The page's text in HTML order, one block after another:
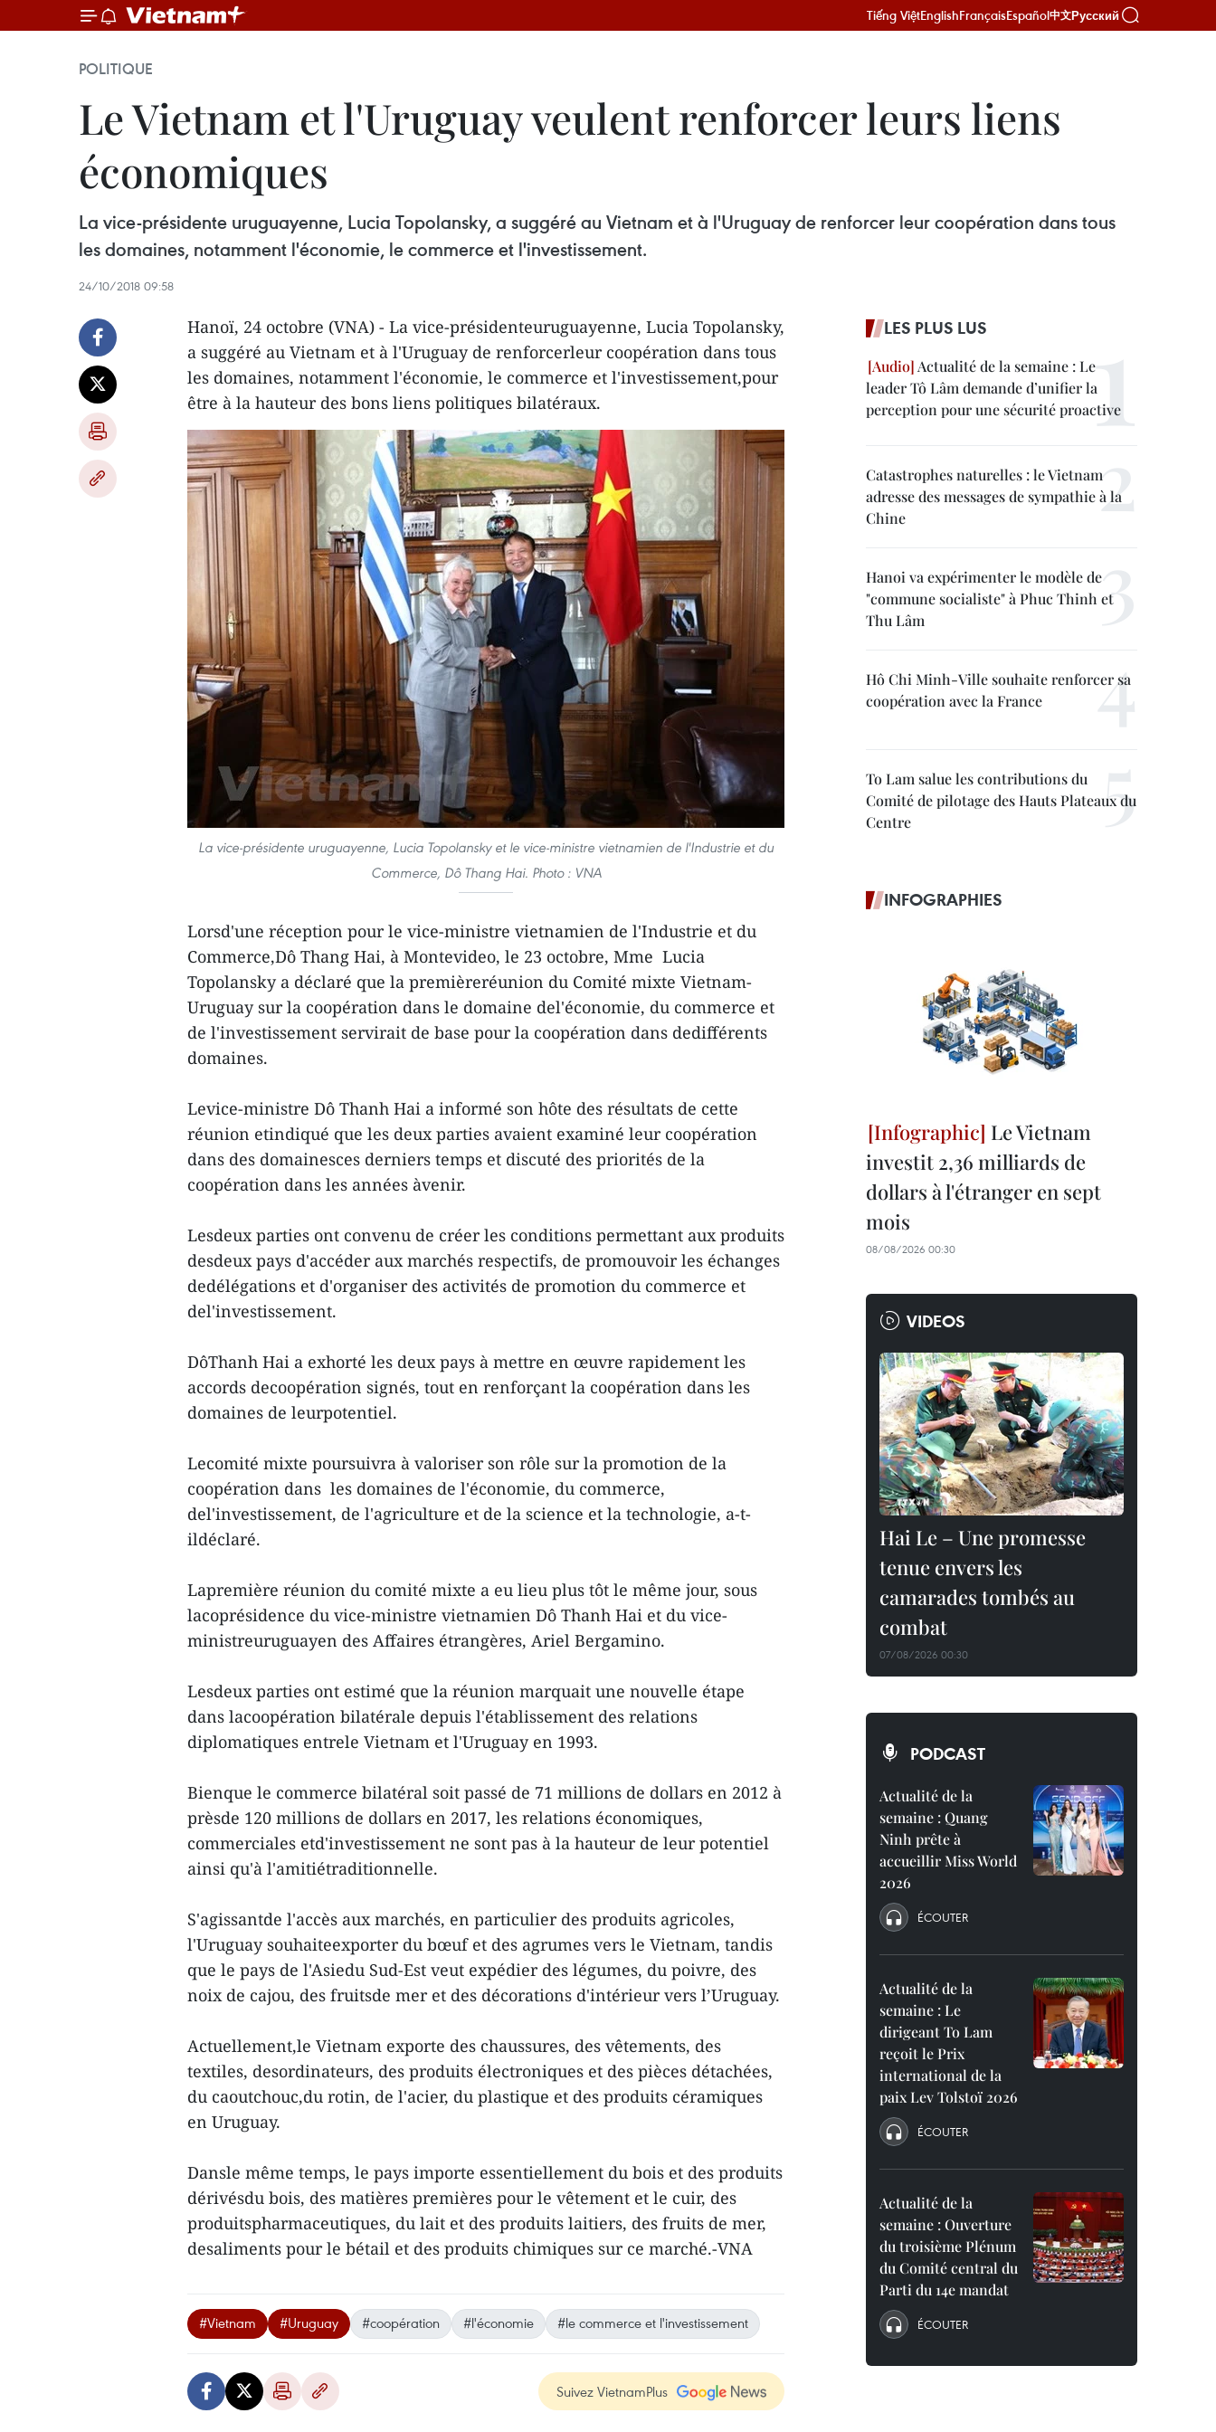
Tiếng ViệtEnglishFrançaisEspañol中文Русский
POLITIQUE
Le Vietnam et l'Uruguay veulent renforcer leurs liens
économiques
La vice-présidente uruguayenne, Lucia Topolansky, a suggéré au Vietnam et à l'Uruguay de renforcer leur coopération dans tous
les domaines, notamment l'économie, le commerce et l'investissement.
24/10/2018 09:58
Hanoï, 24 octobre (VNA) - La vice-présidenteuruguayenne, Lucia Topolansky,
a suggéré au Vietnam et à l'Uruguay de renforcerleur coopération dans tous
les domaines, notamment l'économie, le commerce et l'investissement,pour
être à la hauteur des bons liens politiques bilatéraux.
La vice-présidente uruguayenne, Lucia Topolansky et le vice-ministre vietnamien de l'Industrie et du
Commerce, Dô Thang Hai. Photo : VNA
Lorsd'une réception pour le vice-ministre vietnamien de l'Industrie et du
Commerce,Dô Thang Hai, à Montevideo, le 23 octobre, Mme Lucia
Topolansky a déclaré que la premièreréunion du Comité mixte Vietnam-
Uruguay sur la coopération dans le domaine del'économie, du commerce et
de l'investissement servirait de base pour la coopération dans dedifférents
domaines.
Levice-ministre Dô Thanh Hai a informé son hôte des résultats de cette
réunion etindiqué que les deux parties avaient examiné leur coopération
dans des domainesces derniers temps et discuté des priorités de la
coopération dans les années àvenir.
Lesdeux parties ont convenu de créer les conditions permettant aux produits
desdeux pays d'accéder aux marchés respectifs, de promouvoir les échanges
dedélégations et d'organiser des activités de promotion du commerce et
del'investissement.
DôThanh Hai a exhorté les deux pays à mettre en œuvre rapidement les
accords decoopération signés, tout en renforçant la coopération dans les
domaines de leurpotentiel.
Lecomité mixte poursuivra à valoriser son rôle sur la promotion de la
coopération dans les domaines de l'économie, du commerce,
del'investissement, de l'agriculture et de la science et la technologie, a-t-
ildéclaré.
Lapremière réunion du comité mixte a eu lieu plus tôt le même jour, sous
lacoprésidence du vice-ministre vietnamien Dô Thanh Hai et du vice-
ministreuruguayen des Affaires étrangères, Ariel Bergamino.
Lesdeux parties ont estimé que la réunion marquait une nouvelle étape
dans lacoopération bilatérale depuis l'établissement des relations
diplomatiques entrele Vietnam et l'Uruguay en 1993.
Bienque le commerce bilatéral soit passé de 71 millions de dollars en 2012 à
prèsde 120 millions de dollars en 2017, les relations économiques,
commerciales etd'investissement ne sont pas à la hauteur de leur potentiel
ainsi qu'à l'amitiétraditionnelle.
S'agissantde l'accès aux marchés, en particulier des produits agricoles,
l'Uruguay souhaiteexporter du bœuf et des agrumes vers le Vietnam, tandis
que le pays de l'Asiedu Sud-Est veut expédier des légumes, du poivre, des
noix de cajou, des fruitsde mer et des décorations d'intérieur vers l’Uruguay.
Actuellement,le Vietnam exporte des chaussures, des vêtements, des
textiles, desordinateurs, des produits électroniques et des pièces détachées,
du caoutchouc,du rotin, de l'acier, du plastique et des produits céramiques
en Uruguay.
Dansle même temps, le pays importe essentiellement du bois et des produits
dérivésdu bois, des matières premières pour le vêtement et le cuir, des
produitspharmaceutiques, du lait et des produits laitiers, des fruits de mer,
desaliments pour le bétail et des produits chimiques sur ce marché.-VNA
#Vietnam #Uruguay #coopération #l'économie #le commerce et l'investissement
Suivez VietnamPlus
LES PLUS LUS
Actualité de la semaine : Le
leader Tô Lâm demande d’unifier la
perception pour une sécurité proactive
Catastrophes naturelles : le Vietnam
adresse des messages de sympathie à la
Chine
Hanoi va expérimenter le modèle de
"commune socialiste" à Phuc Thinh et
Thu Lâm
Hô Chi Minh-Ville souhaite renforcer sa
coopération avec la France
To Lam salue les contributions du
Comité de pilotage des Hauts Plateaux du
Centre
INFOGRAPHIES
Le Vietnam
investit 2,36 milliards de
dollars à l'étranger en sept
mois
08/08/2026 00:30
VIDEOS
Hai Le – Une promesse
tenue envers les
camarades tombés au
combat
07/08/2026 00:30
PODCAST
Actualité de la
semaine : Quang
Ninh prête à
accueillir Miss World
2026
ÉCOUTER
Actualité de la
semaine : Le
dirigeant To Lam
reçoit le Prix
international de la
paix Lev Tolstoï 2026
ÉCOUTER
Actualité de la
semaine : Ouverture
du troisième Plénum
du Comité central du
Parti du 14e mandat
ÉCOUTER